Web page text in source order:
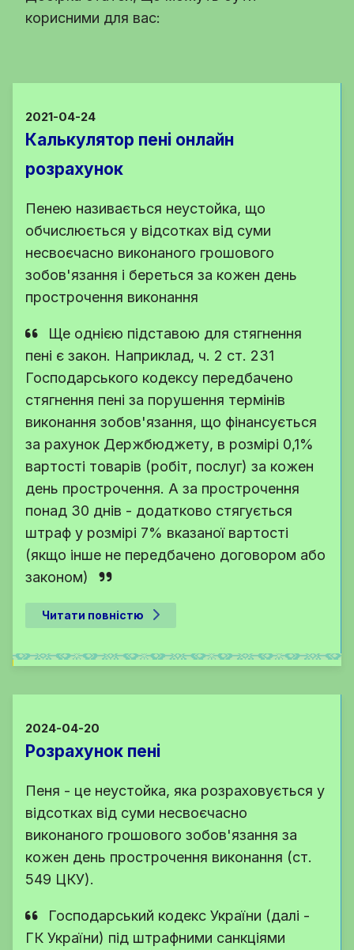
корисними для вас:
2021-04-24
Калькулятор пені онлайн
розрахунок
Пенею називається неустойка, що
обчислюється у відсотках від суми
несвоєчасно виконаного грошового
зобов'язання і береться за кожен день
прострочення виконання
Ще однією підставою для стягнення
пені є закон. Наприклад, ч. 2 ст. 231
Господарського кодексу передбачено
стягнення пені за порушення термінів
виконання зобов'язання, що фінансується
за рахунок Держбюджету, в розмірі 0,1%
вартості товарів (робіт, послуг) за кожен
день прострочення. А за прострочення
понад 30 днів - додатково стягується
штраф у розмірі 7% вказаної вартості
(якщо інше не передбачено договором або
законом)
Читати повністю
2024-04-20
Розрахунок пені
Пеня - це неустойка, яка розраховується у
відсотках від суми несвоєчасно
виконаного грошового зобов'язання за
кожен день прострочення виконання (ст.
549 ЦКУ).
Господарський кодекс України (далі -
ГК України) під штрафними санкціями